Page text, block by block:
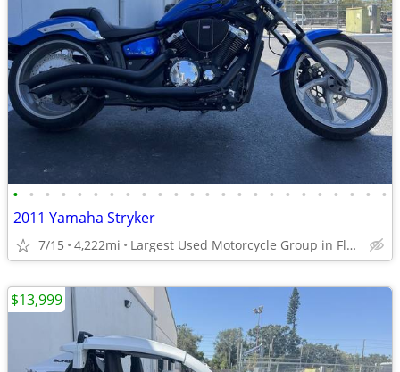
• • • • • • • • • • • • • • • • • • • • • • • •
2011 Yamaha Stryker
7/15 4,222mi Largest Used Motorcycle Group in Florida
$13,999